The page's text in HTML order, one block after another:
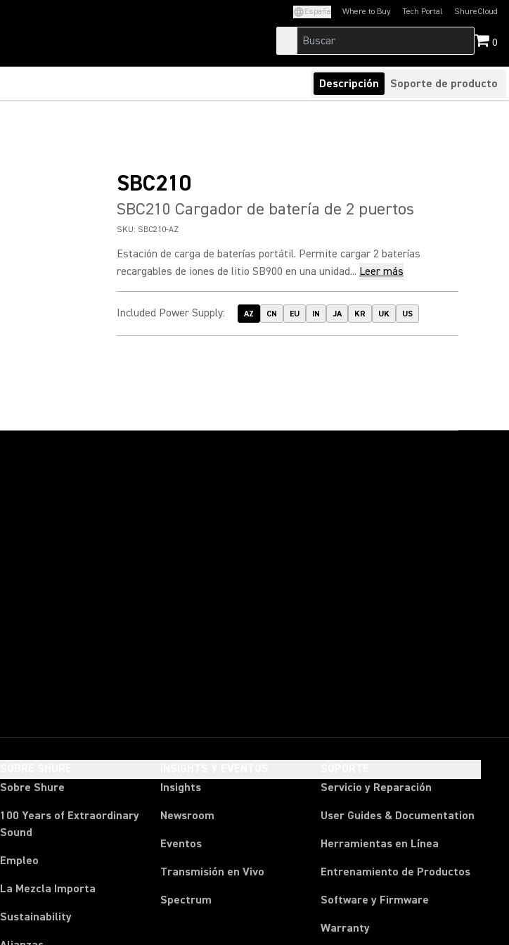
España Where to Buy Tech Portal
(Opens in a new tab)ShureCloud
(Opens in a new
0
Descripción Soporte de producto
SBC210
SBC210 Cargador de batería de 2 puertos
SKU: SBC210-AZ
Estación de carga de baterías portátil. Permite cargar 2 baterías
recargables de iones de litio SB900 en una unidad... Leer más
Included Power Supply: AZ CN EU IN JA KR UK US
Sobre Shure
100 Years of Extraordinary
Sound
Empleo
La Mezcla Importa
Sustainability
Insights
Newsroom
Eventos
Transmisión en Vivo
Spectrum
Servicio y Reparación
User Guides & Documentation
Herramientas en Línea
Entrenamiento de Productos
Software y Firmware
Warranty